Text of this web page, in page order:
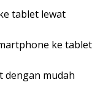
tablet lewat
ke tablet
dengan mudah